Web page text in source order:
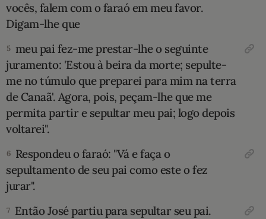
ESTUDOS BÍBLICOS
ESBOÇOS DE PREGAÇÃO
TEMAS
PERGUNTE À BÍBLIA IA
TERMO BÍBLICO
QUEM SOMOS
LOJA BÍBLIAON
vocês, falem com o faraó em meu favor.
Digam-lhe que
5 meu pai fez-me prestar-lhe o seguinte
juramento: 'Estou à beira da morte; sepulte-
me no túmulo que preparei para mim na terra
de Canaã'. Agora, pois, peçam-lhe que me
permita partir e sepultar meu pai; logo depois
voltarei".
6 Respondeu o faraó: "Vá e faça o
sepulta­mento de seu pai como este o fez
jurar".
7 Então José partiu para sepultar seu pai.